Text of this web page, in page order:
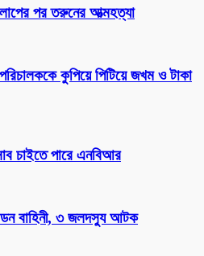
পর তরুনের আত্মহত্যা
পরিচালককে কুপিয়ে পিটিয়ে জখম ও টাকা
চাইতে পারে এনবিআর
বাহিনী, ৩ জলদস্যু আটক